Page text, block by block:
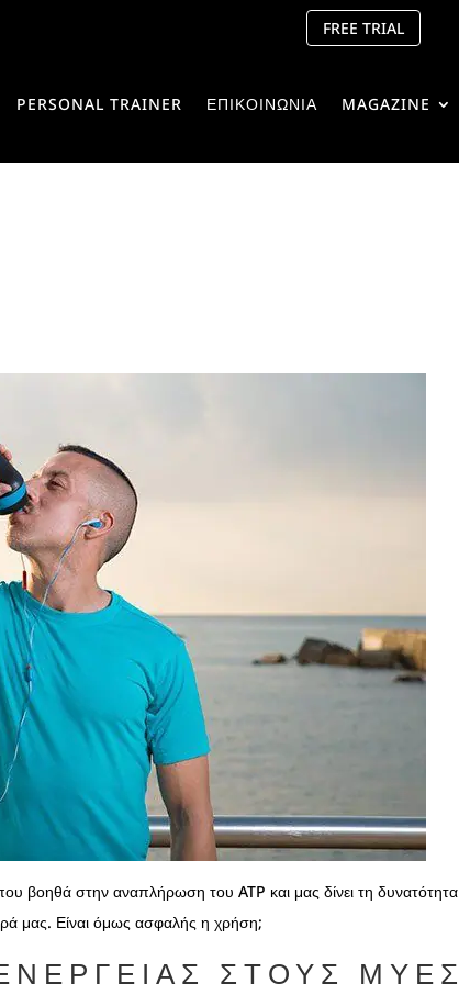
FREE TRIAL
PERSONAL TRAINER ΕΠΙΚΟΙΝΩΝΙΑ MAGAZINE
βοηθά στην αναπλήρωση του ATP και μας δίνει τη δυνατότητα
μας. Είναι όμως ασφαλής η χρήση;
ΣΤΟΥΣ ΜΎΕΣ